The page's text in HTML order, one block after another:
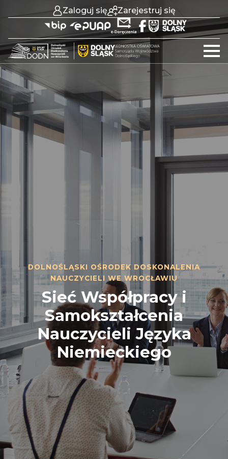
Zaloguj się Zarejestruj się
DOLNOŚLĄSKI OŚRODEK DOSKONALENIA
NAUCZYCIELI WE WROCŁAWIU
Sieć Współpracy i
Samokształcenia
Nauczycieli Języka
Niemieckiego